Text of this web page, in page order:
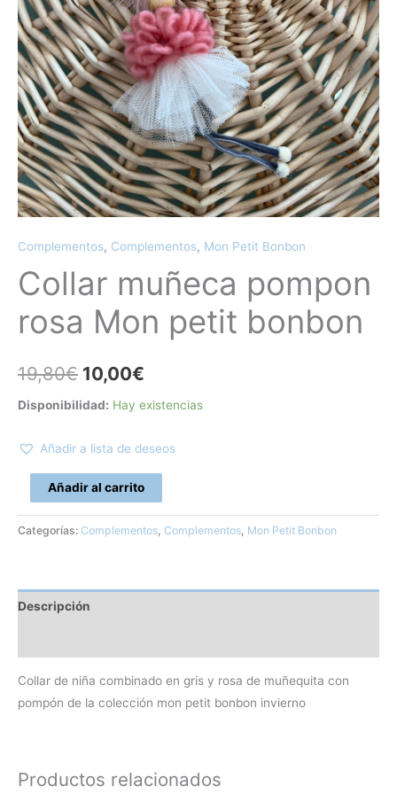
Complementos, Complementos, Mon Petit Bonbon
Collar muñeca pompon
rosa Mon petit bonbon
19,80€ 10,00€
Disponibilidad: Hay existencias
Añadir a lista de deseos
Añadir al carrito
Categorías: Complementos, Complementos, Mon Petit Bonbon
Descripción
Collar de niña combinado en gris y rosa de muñequita con
pompón de la colección mon petit bonbon invierno
Productos relacionados